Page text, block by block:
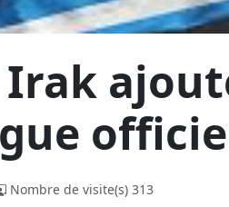
Nombre de visite(s) 313